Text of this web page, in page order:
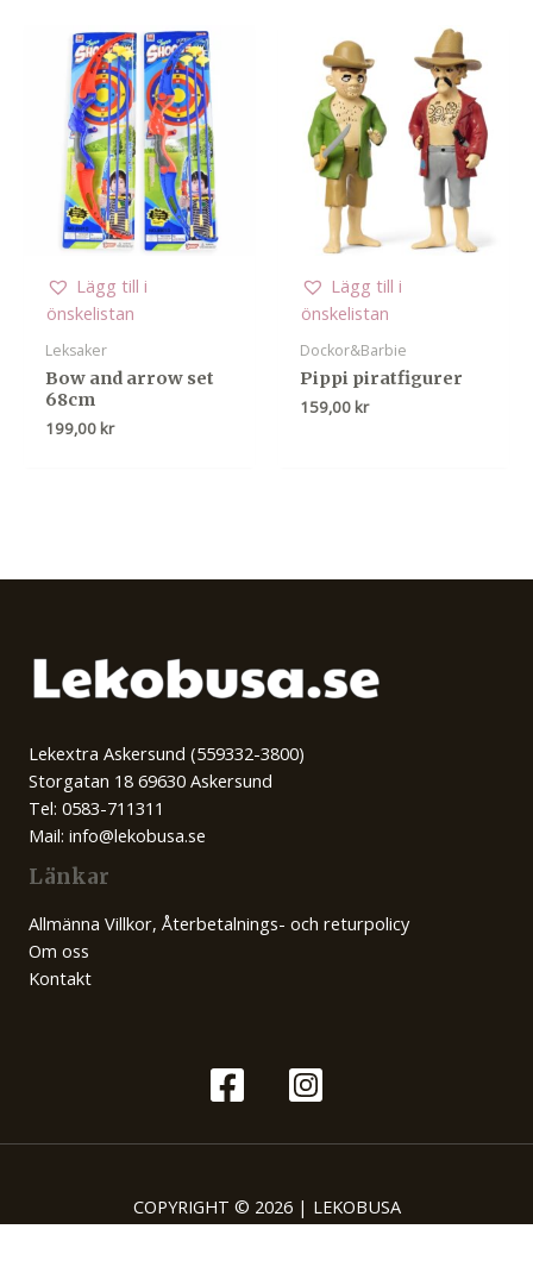
Lägg till i
önskelistan
Leksaker
Bow and arrow set
68cm
199,00 kr
Lägg till i
önskelistan
Dockor&Barbie
Pippi piratfigurer
159,00 kr
Lekextra Askersund (559332-3800)
Storgatan 18 69630 Askersund
Tel: 0583-711311
Mail: info@lekobusa.se
Länkar
Allmänna Villkor, Återbetalnings- och returpolicy
Om oss
Kontakt
COPYRIGHT © 2026 | LEKOBUSA